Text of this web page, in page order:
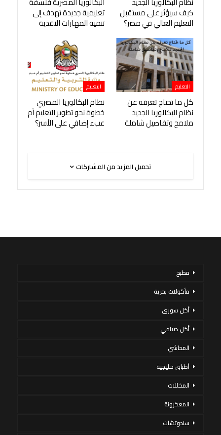
كيف سيؤثر على مستقبل
التعليم العالي في مصر؟
تعليمية جديدة تهدف إلى
تنمية المهارات النقدية
التعليم
كل ما تحتاج تعرفه عن
نظام البكالوريا الجديد
ملامح وتفاصيل شاملة
التعليم
نظام البكالوريا المصري
خطوة نحو تطوير التعليم أم
عبء إضافي على الأسر؟
تحميل المزيد من المشاركات
مطبخ
مأكولات بحرية
أكل سورى
أكل صيامي
المحاشي
أطباق خليجية
المخللات
المعكرونة
سندوتشات